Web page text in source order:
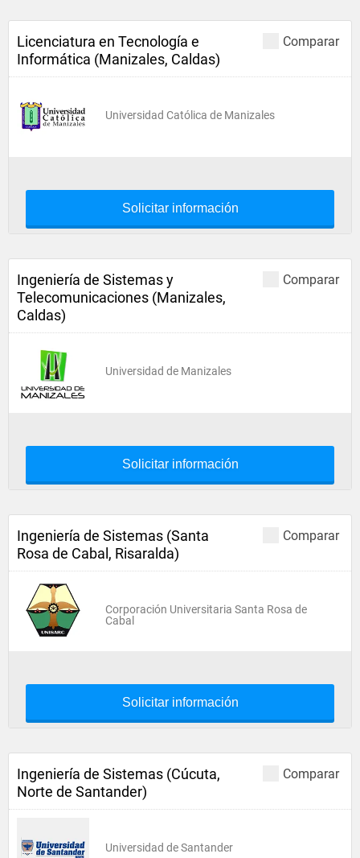
Comparar
Licenciatura en Tecnología e
Informática (Manizales, Caldas)
Universidad Católica de Manizales
Solicitar información
Comparar
Ingeniería de Sistemas y
Telecomunicaciones (Manizales,
Caldas)
Universidad de Manizales
Solicitar información
Comparar
Ingeniería de Sistemas (Santa
Rosa de Cabal, Risaralda)
Corporación Universitaria Santa Rosa de
Cabal
Solicitar información
Comparar
Ingeniería de Sistemas (Cúcuta,
Norte de Santander)
Universidad de Santander